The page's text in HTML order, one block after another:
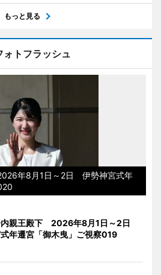
もっと見る
ォトフラッシュ
年8月1日～2日 伊勢神宮式年
内親王殿下 2026年8月1日～2日
年遷宮「御木曳」ご視察019